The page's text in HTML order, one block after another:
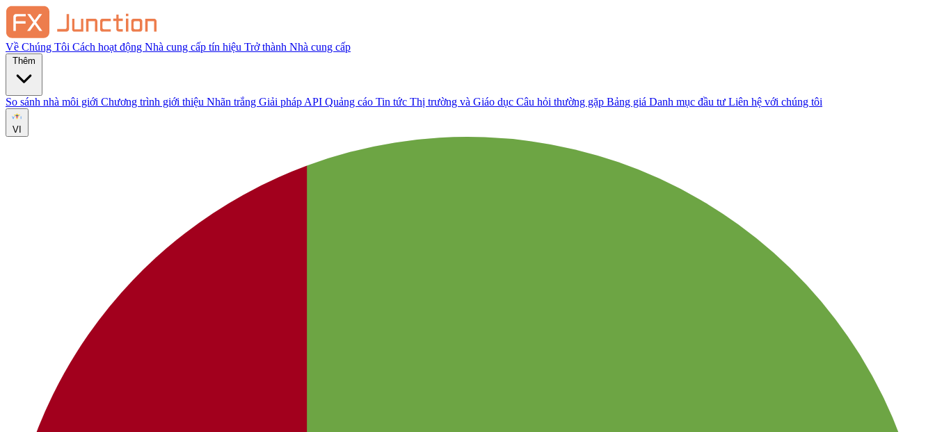
Về Chúng Tôi Cách hoạt động Nhà cung cấp tín hiệu Trở thành Nhà cung cấp
So sánh nhà môi giới Chương trình giới thiệu Nhãn trắng Giải pháp API Quảng cáo Tin tức Thị trường và Giáo dục Câu hỏi thường gặp Bảng giá Danh mục đầu tư Liên hệ với chúng tôi
VI